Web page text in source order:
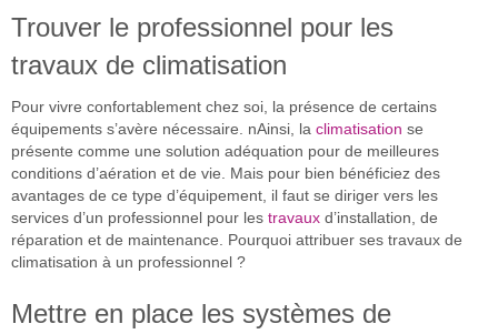
Trouver le professionnel pour les
travaux de climatisation
Pour vivre confortablement chez soi, la présence de certains
équipements s’avère nécessaire. nAinsi, la climatisation se
présente comme une solution adéquation pour de meilleures
conditions d’aération et de vie. Mais pour bien bénéficiez des
avantages de ce type d’équipement, il faut se diriger vers les
services d’un professionnel pour les travaux d’installation, de
réparation et de maintenance. Pourquoi attribuer ses travaux de
climatisation à un professionnel ?
Mettre en place les systèmes de